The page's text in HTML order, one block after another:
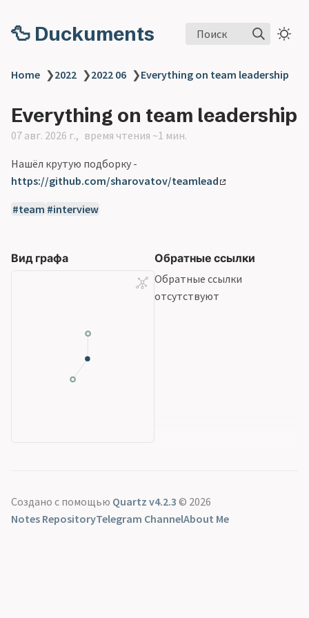
🦆 Duckuments Поиск
Home ❯2022 ❯2022 06 ❯Everything on team leadership
Everything on team leadership
07 авг. 2026 г. время чтения ~1 мин.
Нашёл крутую подборку -
https://github.com/sharovatov/teamlead
team interview
Вид графа
Обратные ссылки
Обратные ссылки
отсутствуют
Создано с помощью Quartz v4.2.3 © 2026
Notes RepositoryTelegram ChannelAbout Me